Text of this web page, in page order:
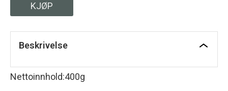
KJØP
Beskrivelse
Nettoinnhold:400g